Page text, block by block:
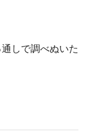
しで調べぬいた